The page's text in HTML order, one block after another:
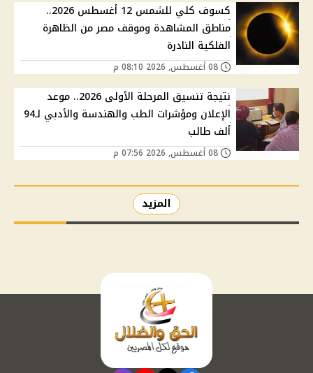
كسوف كلي للشمس 12 أغسطس 2026..
مناطق المشاهدة وموقف مصر من الظاهرة
الفلكية النادرة
نتيجة تنسيق المرحلة الأولى 2026.. موعد
الإعلان ومؤشرات الطب والهندسة والأدبي لـ94
ألف طالب
المزيد